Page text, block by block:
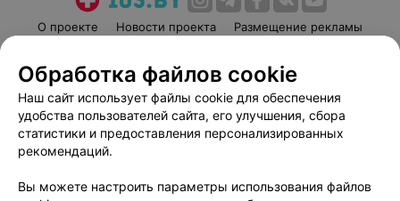
О проекте Новости проекта
Размещение рекламы
Пользовательское соглашение
Способы оплаты
Вакансии
Партнеры
Написать руководителю 103.by
Обработка файлов cookie
Наш сайт использует файлы cookie для обеспечения
удобства пользователей сайта, его улучшения, сбора
статистики и предоставления персонализированных
рекомендаций.
Вы можете настроить параметры использования файлов